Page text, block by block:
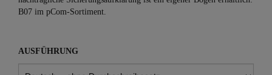
B07 im pCom-Sortiment.
AUSFÜHRUNG